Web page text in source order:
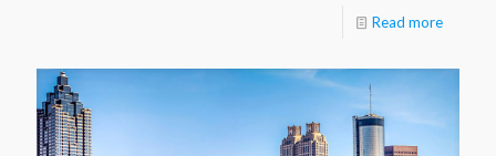
Read more